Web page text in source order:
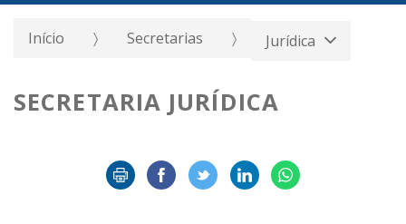
Início Secretarias Jurídica
SECRETARIA JURÍDICA